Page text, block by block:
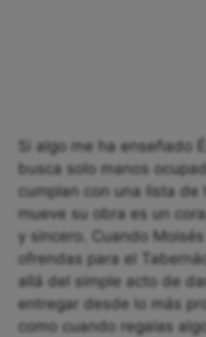
Si algo me ha enseñado
busca solo manos
cumplan con una lista de
mueve su obra es un
y sincero. Cuando
ofrendas para el
allá del simple acto de
entregar desde lo más
como cuando regalas